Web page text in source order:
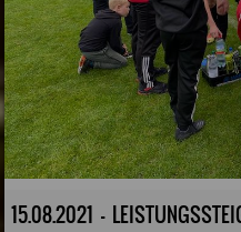
15.08.2021 -